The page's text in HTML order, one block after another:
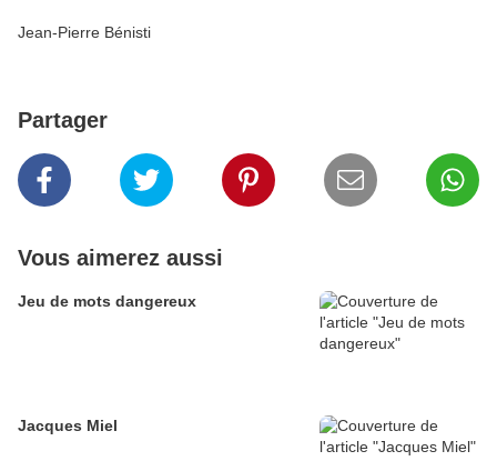
Jean-Pierre Bénisti
Partager
Vous aimerez aussi
Jeu de mots dangereux
Jacques Miel